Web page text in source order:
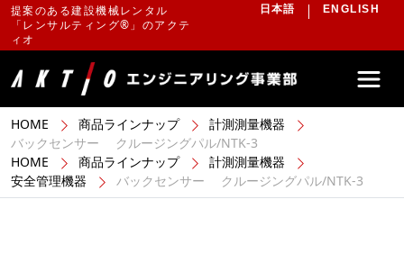
提案のある建設機械レンタル
「レンサルティング®」のアクテ
ィオ
日本語 ENGLISH
HOME 商品ラインナップ
計測測量機器
バックセンサー クルージングパル/NTK-3
HOME
商品ラインナップ
計測測量機器
安全管理機器
バックセンサー クルージングパル/NTK-3